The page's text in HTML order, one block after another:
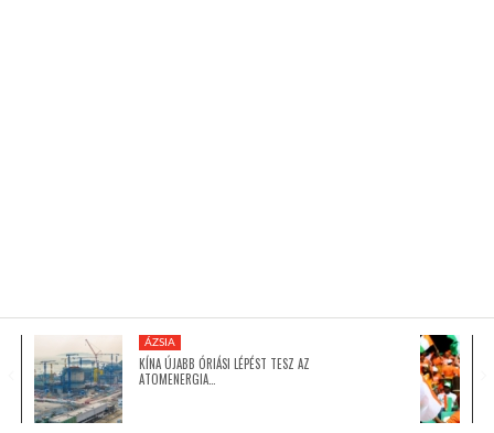
GLOBOTV BP
ÁZSIA
KÍNA ÚJABB ÓRIÁSI LÉPÉST TESZ AZ
ATOMENERGIA…